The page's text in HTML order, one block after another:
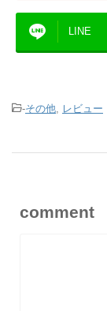
LINE
-その他, レビュー
comment